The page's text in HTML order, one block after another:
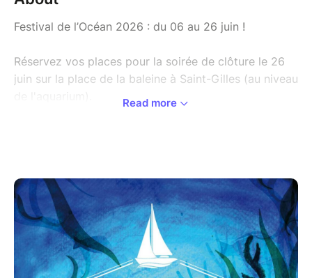
Festival de l’Océan 2026 : du 06 au 26 juin !
Réservez vos places pour la soirée de clôture le 26
juin sur la place de la baleine à Saint-Gilles (au niveau
Attention, les places sont limitées.
Le Festival de l'Océan est organisé par Tourisme
Ouest Réunion en partenariat avec La Réserve
Naturelle Marine de la Réunion CCSTI Sciences
Réunion Académie de La Réunion Cluster Maritime de
Read more